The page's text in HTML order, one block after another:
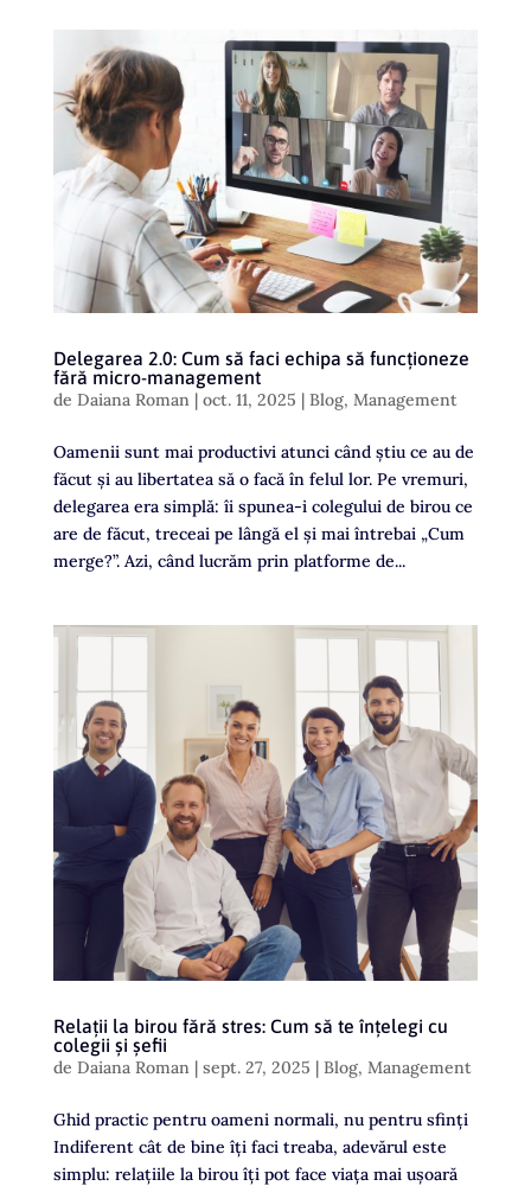
Delegarea 2.0: Cum să faci echipa să funcționeze
fără micro-management
de Daiana Roman| oct. 11, 2025 | Blog, Management
Oamenii sunt mai productivi atunci când știu ce au de
făcut și au libertatea să o facă în felul lor. Pe vremuri,
delegarea era simplă: îi spunea-i colegului de birou ce
are de făcut, treceai pe lângă el și mai întrebai „Cum
merge?”. Azi, când lucrăm prin platforme de...
Relații la birou fără stres: Cum să te înțelegi cu
colegii și șefii
de Daiana Roman| sept. 27, 2025 | Blog, Management
Ghid practic pentru oameni normali, nu pentru sfinți
Indiferent cât de bine îți faci treaba, adevărul este
simplu: relațiile la birou îți pot face viața mai ușoară